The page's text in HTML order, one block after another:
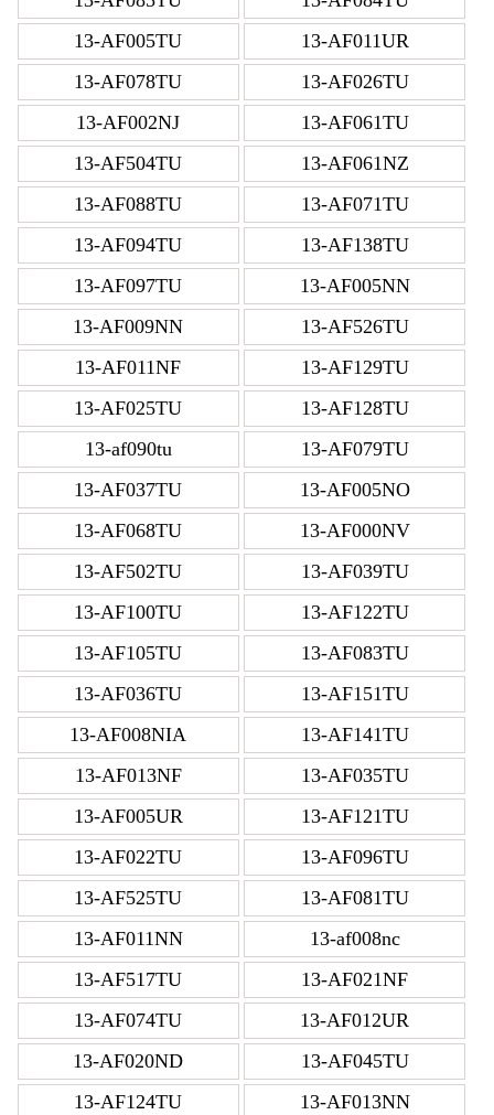
13-AF005TU
13-AF011UR
13-AF078TU
13-AF026TU
13-AF002NJ
13-AF061TU
13-AF504TU
13-AF061NZ
13-AF088TU
13-AF071TU
13-AF094TU
13-AF138TU
13-AF097TU
13-AF005NN
13-AF009NN
13-AF526TU
13-AF011NF
13-AF129TU
13-AF025TU
13-AF128TU
13-af090tu
13-AF079TU
13-AF037TU
13-AF005NO
13-AF068TU
13-AF000NV
13-AF502TU
13-AF039TU
13-AF100TU
13-AF122TU
13-AF105TU
13-AF083TU
13-AF036TU
13-AF151TU
13-AF008NIA
13-AF141TU
13-AF013NF
13-AF035TU
13-AF005UR
13-AF121TU
13-AF022TU
13-AF096TU
13-AF525TU
13-AF081TU
13-AF011NN
13-af008nc
13-AF517TU
13-AF021NF
13-AF074TU
13-AF012UR
13-AF020ND
13-AF045TU
13-AF124TU
13-AF013NN